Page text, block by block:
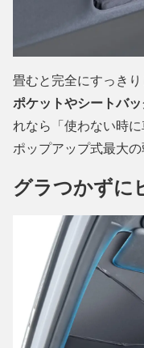
畳むと完全にすっきり
ポケットやシートバ
れなら「使わない時
ポップアップ式最大
グラつかずに